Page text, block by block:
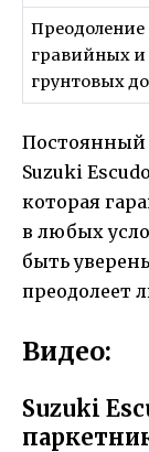
Преодоление
гравийных и
грунтовых
Постоянный
Suzuki
которая
в любых
быть
преодолеет
Видео:
Suzuki